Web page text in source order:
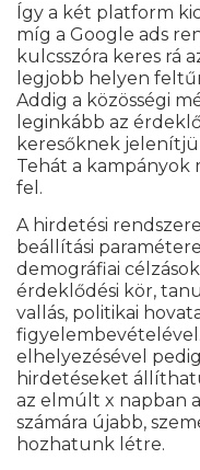
Így a két platform
míg a Google ads
kulcsszóra keres rá
legjobb helyen
Addig a közösségi
leginkább az
keresőknek
Tehát a kampányok
fel.
A hirdetési
beállítási
demográfiai
érdeklődési kör,
vallás, politikai
elhelyezésével
hirdetéseket
az elmúlt x napban
számára újabb,
hozhatunk létre.